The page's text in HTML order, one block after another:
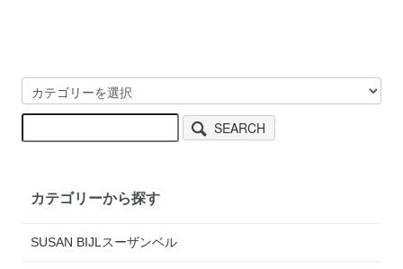
SEARCH
カテゴリーから探す
SUSAN BIJLスーザンベル